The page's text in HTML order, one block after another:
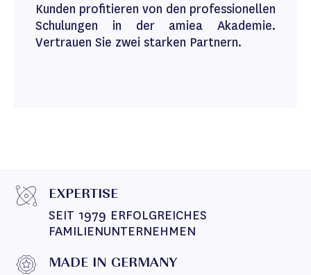
Kunden profitieren von den professionellen
Schulungen in der amiea Akademie.
Vertrauen Sie zwei starken Partnern.
EXPERTISE
SEIT 1979 ERFOLGREICHES
FAMILIENUNTERNEHMEN
MADE IN GERMANY